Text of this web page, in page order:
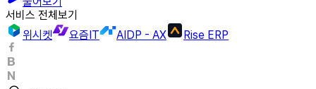
서비스 전체보기
위시켓
요즘IT AIDP - AX Rise ERP